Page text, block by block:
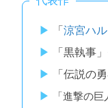
「 涼宮ハ
「黒執事
「伝説の
「進撃の